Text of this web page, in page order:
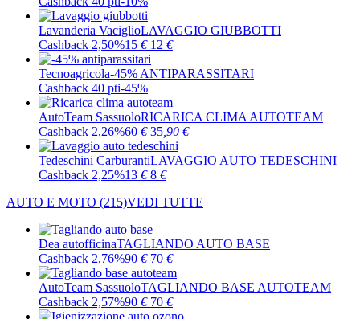
Lavanderia VaciglioLAVAGGIO GIUBBOTTI
Cashback 2,50%15 € 12 €
Tecnoagricola-45% ANTIPARASSITARI
Cashback 40 pti-45%
AutoTeam SassuoloRICARICA CLIMA AUTOTEAM
Cashback 2,26%60 € 35 ,90 €
Tedeschini CarburantiLAVAGGIO AUTO TEDESCHINI
Cashback 2,25%13 € 8 €
AUTO E MOTO (215)VEDI TUTTE
Dea autofficinaTAGLIANDO AUTO BASE
Cashback 2,76%90 € 70 €
AutoTeam SassuoloTAGLIANDO BASE AUTOTEAM
Cashback 2,57%90 € 70 €